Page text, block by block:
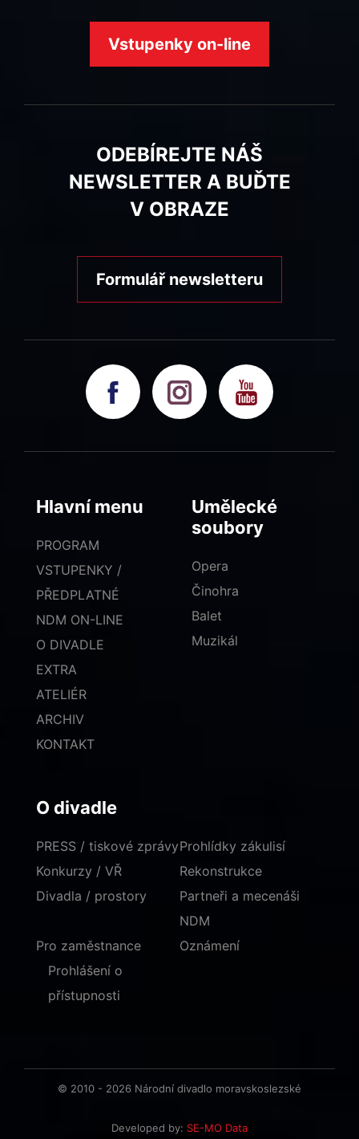
Vstupenky on-line
ODEBÍREJTE NÁŠ
NEWSLETTER A BUĎTE
V OBRAZE
Formulář newsletteru
Hlavní menu
PROGRAM
VSTUPENKY /
PŘEDPLATNÉ
NDM ON-LINE
O DIVADLE
EXTRA
ATELIÉR
ARCHIV
KONTAKT
Umělecké
soubory
Opera
Činohra
Balet
Muzikál
O divadle
PRESS / tiskové zprávy
Konkurzy / VŘ
Divadla / prostory
Prohlídky zákulisí
Rekonstrukce
Partneři a mecenáši
NDM
Pro zaměstnance
Oznámení
Prohlášení o
přístupnosti
© 2010 - 2026 Národní divadlo moravskoslezské
Developed by: SE-MO Data